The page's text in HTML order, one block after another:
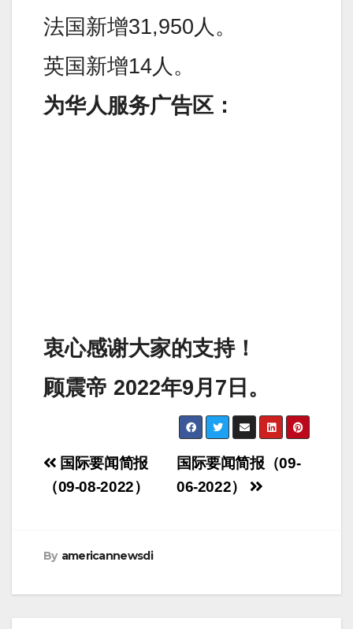
法国新增31,950人。
英国新增14人。
为华人服务广告区：
衷心感谢大家的支持！
顾震帝 2022年9月7日。
Post
navigation
国际要闻简报（09-
06-2022）
国际要闻简报
（09-08-2022）
By americannewsdi